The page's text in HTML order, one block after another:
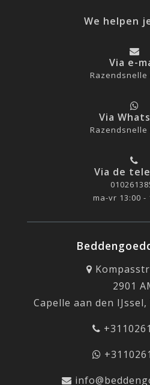
We helpen
Via e-
Razendsnelle
Via
Razendsnelle
Via de
ma-vr 13:00 -
2901
Capelle aan den